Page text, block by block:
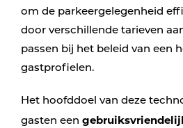
om de parkeergelegenheid
door verschillende tarieven
passen bij het beleid van een
gastprofielen.
Het hoofddoel van deze
gasten een